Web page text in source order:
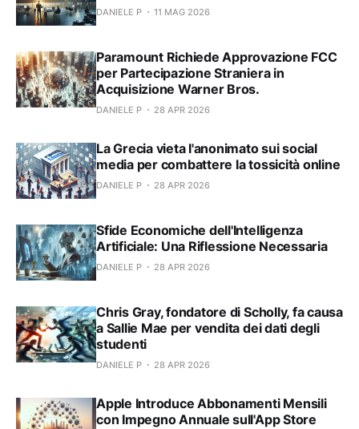
DANIELE P 11 MAG 2026
Paramount Richiede Approvazione FCC
per Partecipazione Straniera in
Acquisizione Warner Bros.
DANIELE P 28 APR 2026
La Grecia vieta l'anonimato sui social
media per combattere la tossicità online
DANIELE P 28 APR 2026
Sfide Economiche dell'Intelligenza
Artificiale: Una Riflessione Necessaria
DANIELE P 28 APR 2026
Chris Gray, fondatore di Scholly, fa causa
a Sallie Mae per vendita dei dati degli
studenti
DANIELE P 28 APR 2026
Apple Introduce Abbonamenti Mensili
con Impegno Annuale sull'App Store